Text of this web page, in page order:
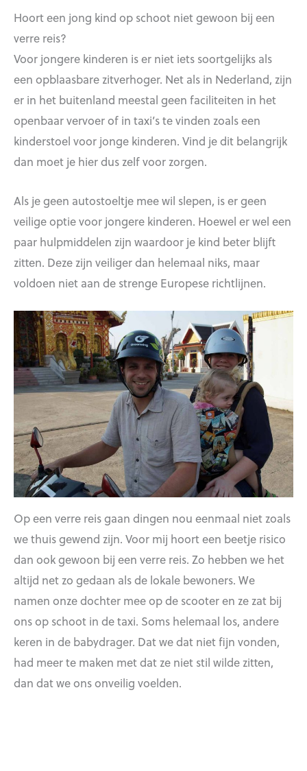
Hoort een jong kind op schoot niet gewoon bij een
verre reis?
Voor jongere kinderen is er niet iets soortgelijks als
een opblaasbare zitverhoger. Net als in Nederland, zijn
er in het buitenland meestal geen faciliteiten in het
openbaar vervoer of in taxi’s te vinden zoals een
kinderstoel voor jonge kinderen. Vind je dit belangrijk
dan moet je hier dus zelf voor zorgen.
Als je geen autostoeltje mee wil slepen, is er geen
veilige optie voor jongere kinderen. Hoewel er wel een
paar hulpmiddelen zijn waardoor je kind beter blijft
zitten. Deze zijn veiliger dan helemaal niks, maar
voldoen niet aan de strenge Europese richtlijnen.
Op een verre reis gaan dingen nou eenmaal niet zoals
we thuis gewend zijn. Voor mij hoort een beetje risico
dan ook gewoon bij een verre reis. Zo hebben we het
altijd net zo gedaan als de lokale bewoners. We
namen onze dochter mee op de scooter en ze zat bij
ons op schoot in de taxi. Soms helemaal los, andere
keren in de babydrager. Dat we dat niet fijn vonden,
had meer te maken met dat ze niet stil wilde zitten,
dan dat we ons onveilig voelden.